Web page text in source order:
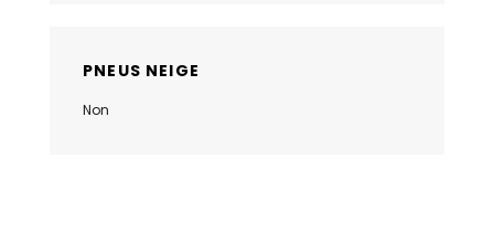
PNEUS NEIGE
Non